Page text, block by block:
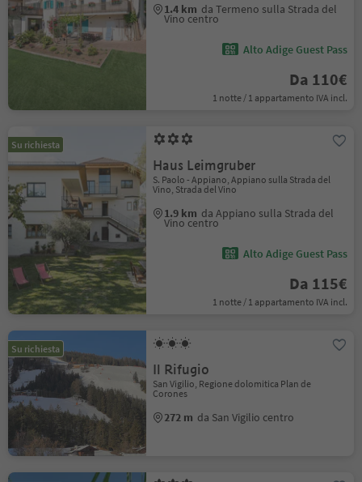
1.4 km da Termeno sulla Strada del
Vino centro
Alto Adige Guest Pass
Da 110€
1 notte / 1 appartamento IVA incl.
Su richiesta
Haus Leimgruber
S. Paolo - Appiano, Appiano sulla Strada del
Vino, Strada del Vino
1.9 km da Appiano sulla Strada del
Vino centro
Alto Adige Guest Pass
Da 115€
1 notte / 1 appartamento IVA incl.
Su richiesta
Il Rifugio
San Vigilio, Regione dolomitica Plan de
Corones
272 m da San Vigilio centro